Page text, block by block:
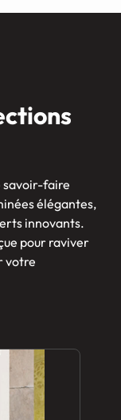
savoir-faire
élégantes,
innovants.
pour raviver
votre